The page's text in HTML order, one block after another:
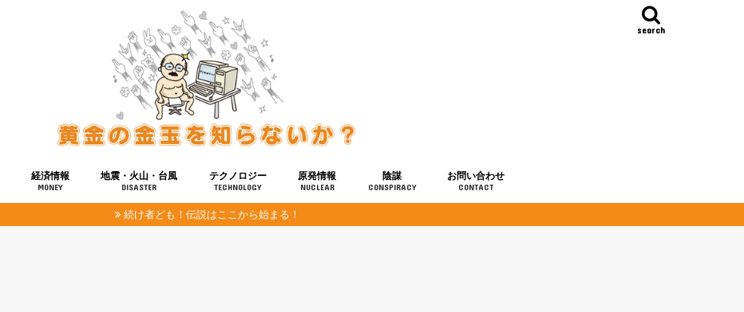
search
経済情報
MONEY
地震・火山・台風
DISASTER
テクノロジー
TECHNOLOGY
健康
宇宙
原発情報
NUCLEAR
陰謀
CONSPIRACY
お問い合わせ
CONTACT
続け者ども！伝説はここから始まる！